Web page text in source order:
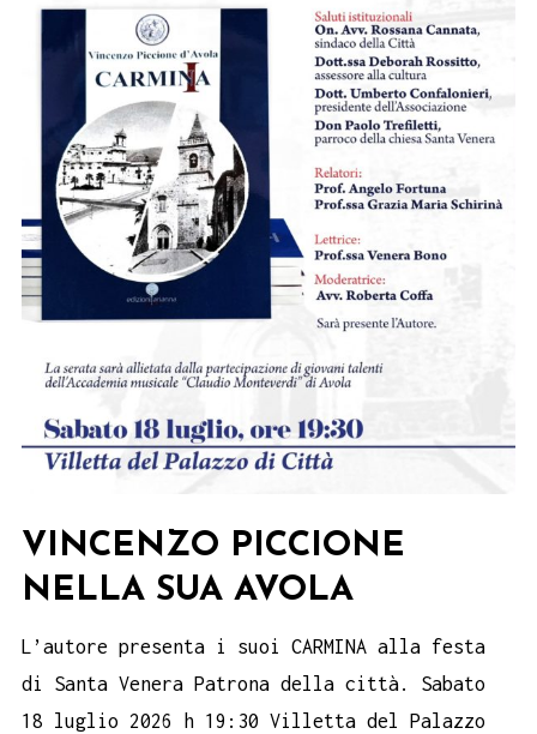
VINCENZO PICCIONE
NELLA SUA AVOLA
L’autore presenta i suoi CARMINA alla festa
di Santa Venera Patrona della città. Sabato
18 luglio 2026 h 19:30 Villetta del Palazzo